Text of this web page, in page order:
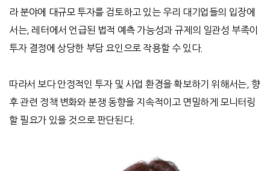
라 분야에 대규모 투자를 검토하고 있는 우리 대기업들의 입장에
서는, 레터에서 언급된 법적 예측 가능성과 규제의 일관성 부족이
투자 결정에 상당한 부담 요인으로 작용할 수 있다.
따라서 보다 안정적인 투자 및 사업 환경을 확보하기 위해서는, 향
후 관련 정책 변화와 분쟁 동향을 지속적이고 면밀하게 모니터링
할 필요가 있을 것으로 판단된다.